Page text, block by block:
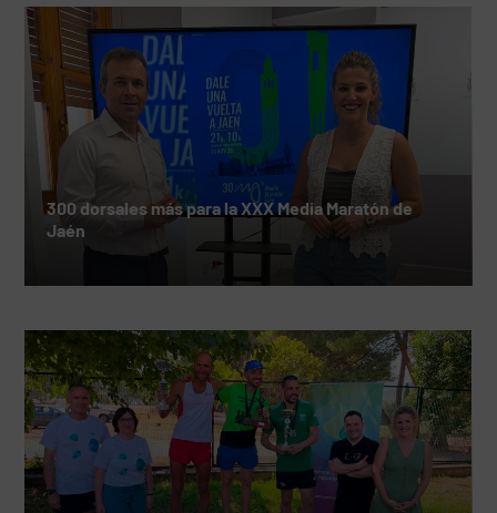
300 dorsales más para la XXX Media Maratón de
Jaén